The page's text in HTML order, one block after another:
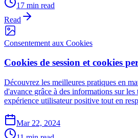
17 min read
Read
Consentement aux Cookies
Cookies de session et cookies
Découvrez les meilleures pratiques en
d'avance grâce à des informations sur
expérience utilisateur positive tout en
Mar 22, 2024